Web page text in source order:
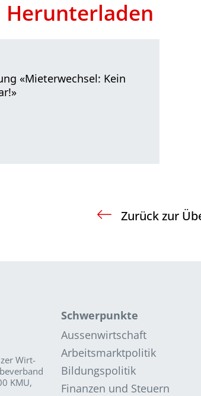
Herunterladen
«Mieterwechsel: Kein
Zurück zur
Wirt­
KMU,
Schwerpunkte
Aussenwirtschaft
Arbeitsmarktpolitik
Bildungspolitik
Finanzen und Steuern